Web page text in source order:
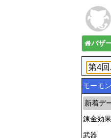
バザ
モーモ
新着デ
錬金効果
武器